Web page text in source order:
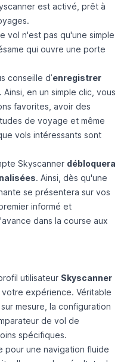
est activé, prêt à
vol n'est pas qu'une simple
qui ouvre une porte
conseille d’enregistrer
. Ainsi, en un simple clic, vous
favorites, avoir des
de voyage et même
vols intéressants sont
Skyscanner débloquera
. Ainsi, dès qu'une
se présentera sur vos
informé et
dans la course aux
utilisateur Skyscanner
expérience. Véritable
mesure, la configuration
de vol de
spécifiques.
pour une navigation fluide